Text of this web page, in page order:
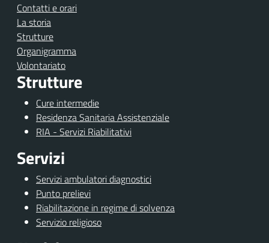
Contatti e orari
La storia
Strutture
Organigramma
Volontariato
Strutture
Cure intermedie
Residenza Sanitaria Assistenziale
RIA - Servizi Riabilitativi
Servizi
Servizi ambulatori diagnostici
Punto prelievi
Riabilitazione in regime di solvenza
Servizio religioso